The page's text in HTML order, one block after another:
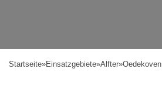
Startseite»Einsatzgebiete»Alfter»Oedekoven